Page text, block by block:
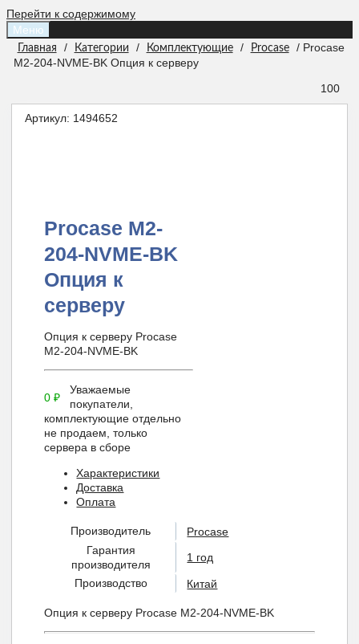
Перейти к содержимому
Меню
Главная / Категории / Комплектующие / Procase
/ Procase
M2-204-NVME-BK Опция к серверу
100
Артикул: 1494652
Procase M2-
204-NVME-BK
Опция к
серверу
Опция к серверу Procase
M2-204-NVME-BK
0₽
Уважаемые
покупатели,
комплектующие отдельно
не продаем, только
сервера в сборе
Характеристики
Доставка
Оплата
Производитель
Procase
Гарантия
производителя
1 год
Производство Китай
Опция к серверу Procase M2-204-NVME-BK